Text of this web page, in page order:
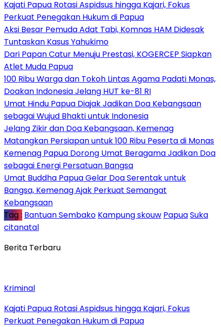
Kajati Papua Rotasi Aspidsus hingga Kajari, Fokus
Perkuat Penegakan Hukum di Papua
Aksi Besar Pemuda Adat Tabi, Komnas HAM Didesak
Tuntaskan Kasus Yahukimo
Dari Papan Catur Menuju Prestasi, KOGERCEP Siapkan
Atlet Muda Papua
100 Ribu Warga dan Tokoh Lintas Agama Padati Monas,
Doakan Indonesia Jelang HUT ke-81 RI
Umat Hindu Papua Diajak Jadikan Doa Kebangsaan
sebagai Wujud Bhakti untuk Indonesia
Jelang Zikir dan Doa Kebangsaan, Kemenag
Matangkan Persiapan untuk 100 Ribu Peserta di Monas
Kemenag Papua Dorong Umat Beragama Jadikan Doa
sebagai Energi Persatuan Bangsa
Umat Buddha Papua Gelar Doa Serentak untuk
Bangsa, Kemenag Ajak Perkuat Semangat
Kebangsaan
Tag : Bantuan Sembako Kampung skouw PapuaSuka
citanatal
Berita Terbaru
Kriminal
Kajati Papua Rotasi Aspidsus hingga Kajari, Fokus
Perkuat Penegakan Hukum di Papua